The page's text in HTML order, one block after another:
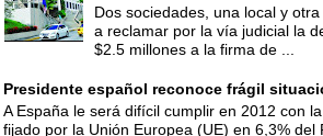
Dos sociedades, una local y
a reclamar por la vía judicial la
$2.5 millones a la firma de ...
Presidente español reconoce frágil
A España le será difícil cumplir en 2012 con
fijado por la Unión Europea (UE) en 6,3% del